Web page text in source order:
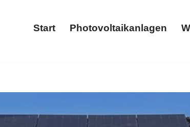
Start Photovoltaikanlagen
✓Stromspeicher, Wärmepumpe,
als auch ✓Wallbox für 56593